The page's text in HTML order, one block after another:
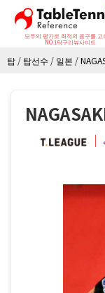
모두의 평가로 최적의 용구를 고
NO.1탁구리뷰사이트
탑 / 탑선수 / 일본 /